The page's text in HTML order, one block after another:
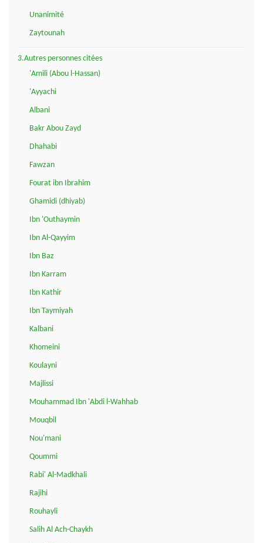
Unanimité
Zaytounah
3.Autres personnes citées
'Amili (Abou l-Hassan)
'Ayyachi
Albani
Bakr Abou Zayd
Dhahabi
Fawzan
Fourat ibn Ibrahim
Ghamidi (dhiyab)
Ibn 'Outhaymin
Ibn Al-Qayyim
Ibn Baz
Ibn Karram
Ibn Kathir
Ibn Taymiyah
Kalbani
Khomeini
Koulayni
Majlissi
Mouhammad Ibn 'Abdi l-Wahhab
Mouqbil
Nou'mani
Qoummi
Rabi' Al-Madkhali
Rajihi
Rouhayli
Salih Al Ach-Chaykh